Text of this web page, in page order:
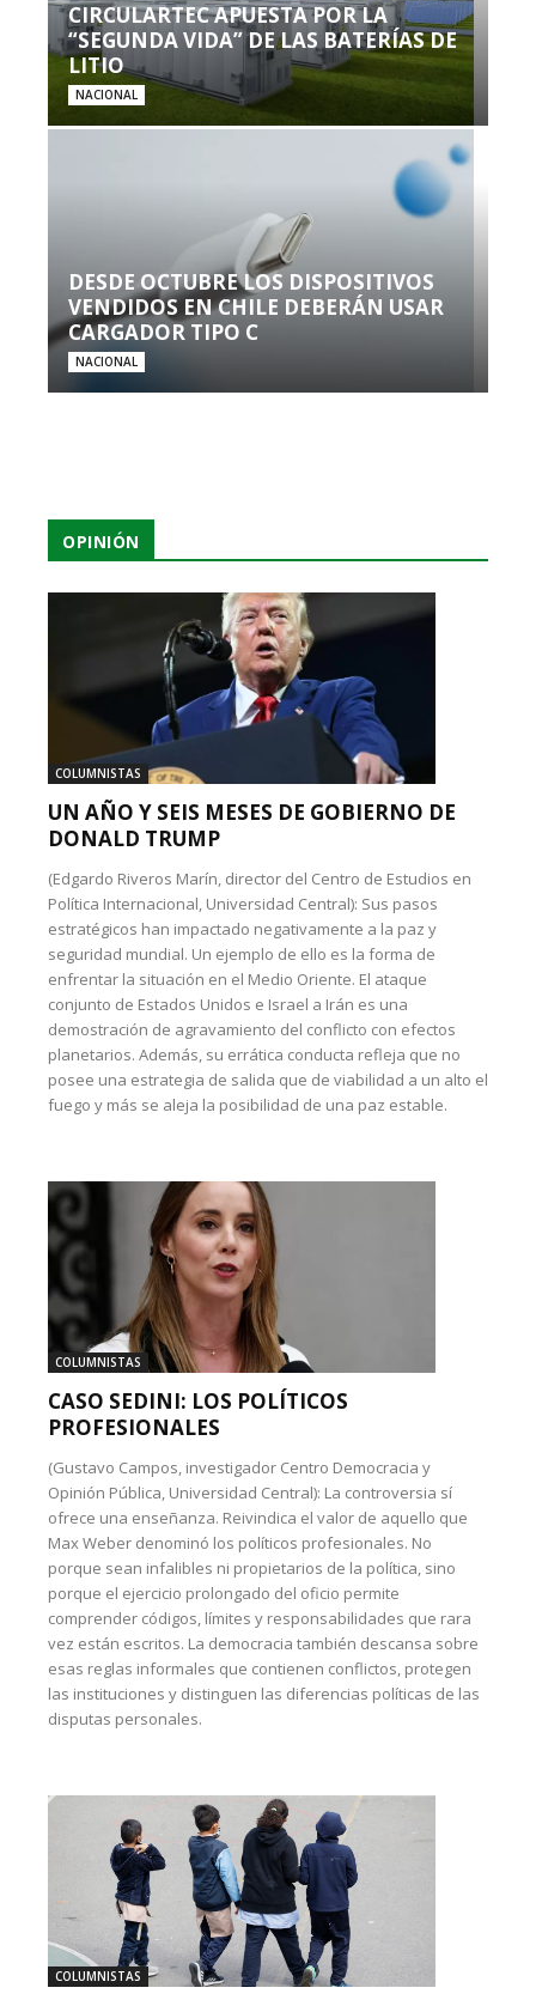
CIRCULARTEC APUESTA POR LA
“SEGUNDA VIDA” DE LAS BATERÍAS DE
LITIO
NACIONAL
DESDE OCTUBRE LOS DISPOSITIVOS
VENDIDOS EN CHILE DEBERÁN USAR
CARGADOR TIPO C
NACIONAL
OPINIÓN
COLUMNISTAS
UN AÑO Y SEIS MESES DE GOBIERNO DE
DONALD TRUMP
(Edgardo Riveros Marín, director del Centro de Estudios en
Política Internacional, Universidad Central): Sus pasos
estratégicos han impactado negativamente a la paz y
seguridad mundial. Un ejemplo de ello es la forma de
enfrentar la situación en el Medio Oriente. El ataque
conjunto de Estados Unidos e Israel a Irán es una
demostración de agravamiento del conflicto con efectos
planetarios. Además, su errática conducta refleja que no
posee una estrategia de salida que de viabilidad a un alto el
fuego y más se aleja la posibilidad de una paz estable.
COLUMNISTAS
CASO SEDINI: LOS POLÍTICOS
PROFESIONALES
(Gustavo Campos, investigador Centro Democracia y
Opinión Pública, Universidad Central): La controversia sí
ofrece una enseñanza. Reivindica el valor de aquello que
Max Weber denominó los políticos profesionales. No
porque sean infalibles ni propietarios de la política, sino
porque el ejercicio prolongado del oficio permite
comprender códigos, límites y responsabilidades que rara
vez están escritos. La democracia también descansa sobre
esas reglas informales que contienen conflictos, protegen
las instituciones y distinguen las diferencias políticas de las
disputas personales.
COLUMNISTAS